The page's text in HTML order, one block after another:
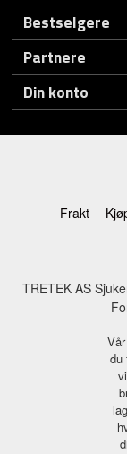
Bestselgere
Partnere
Din konto
Frakt
TRETEK AS
du